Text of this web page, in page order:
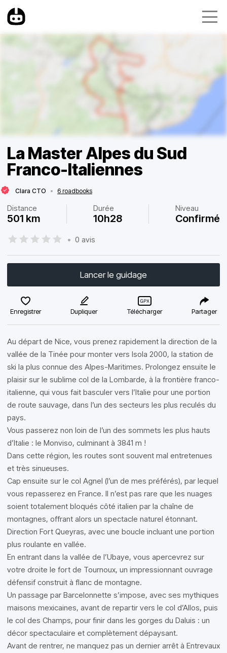
La Master Alpes du Sud
Franco-Italiennes
Clara CTO • 6 roadbooks
Distance
501 km
Durée
10h28
Niveau
Confirmé
• 0 avis
Lancer le guidage
Enregistrer Dupliquer Télécharger Partager
Au départ de Nice, vous prenez rapidement la direction de la
vallée de la Tinée pour monter vers Isola 2000, la station de
ski la plus connue des Alpes-Maritimes. Prolongez ensuite le
plaisir sur le sublime col de la Lombarde, à la frontière franco-
italienne, qui vous fait basculer vers l’Italie pour une portion
de route sauvage, dans l’un des secteurs les plus reculés du
pays.
Vous passerez non loin de l’un des sommets les plus hauts
d’Italie : le Monviso, culminant à 3841 m !
Dans cette région, les routes sont souvent mal entretenues
et très sinueuses.
Cap ensuite sur le col Agnel (l’un de mes préférés), par lequel
vous repasserez en France. Il n’est pas rare que les nuages
soient totalement bloqués côté italien par la chaîne de
montagnes, offrant alors un spectacle naturel étonnant.
Direction Fort Queyras, avec une boucle incluant une portion
plus roulante en vallée.
En entrant dans la vallée de l’Ubaye, vous apercevrez sur
votre droite le fort de Tournoux, un impressionnant ouvrage
défensif construit à flanc de montagne.
Un passage par Barcelonnette s’impose, avec ses mythiques
maisons mexicaines, avant de repartir vers le col d’Allos, puis
le col des Champs, pour finir dans les gorges du Daluis : un
décor spectaculaire et complètement dépaysant.
Avant de rentrer, ne manquez pas un dernier arrêt à Entrevaux